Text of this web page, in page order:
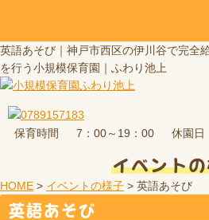
英語あそび｜神戸市西区の伊川谷で完全
を行う小規模保育園｜ふわり池上
保育時間 7：00～19：00 休園日
イベント
HOME > イベントの様子 > 英語あそび
英語あそび